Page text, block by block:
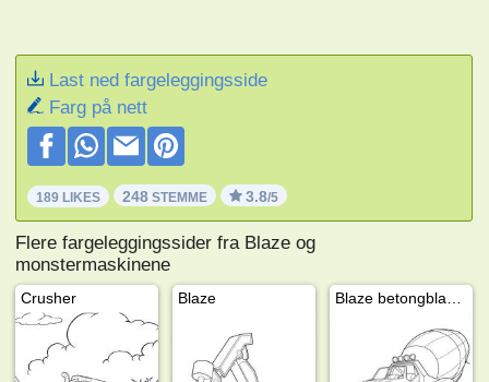
Last ned fargeleggingsside
Farg på nett
189 LIKES 248 STEMME 3.8/5
Flere fargeleggingssider fra Blaze og
monstermaskinene
Crusher Blaze